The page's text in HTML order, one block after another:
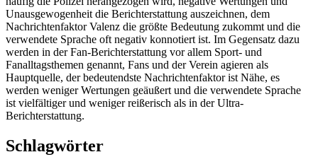
Unausgewogenheit die Berichterstattung auszeichnen, dem
Nachrichtenfaktor Valenz die größte Bedeutung zukommt und die
verwendete Sprache oft negativ konnotiert ist. Im Gegensatz dazu
werden in der Fan-Berichterstattung vor allem Sport- und
Fanalltagsthemen genannt, Fans und der Verein agieren als
Hauptquelle, der bedeutendste Nachrichtenfaktor ist Nähe, es
werden weniger Wertungen geäußert und die verwendete Sprache
ist vielfältiger und weniger reißerisch als in der Ultra-
Berichterstattung.
Schlagwörter